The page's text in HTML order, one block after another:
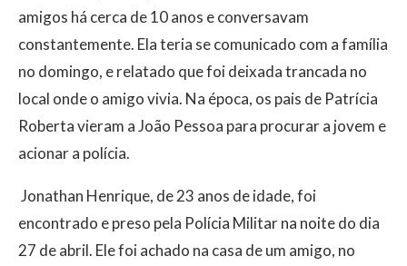
amigos há cerca de 10 anos e conversavam
constantemente. Ela teria se comunicado com a família
no domingo, e relatado que foi deixada trancada no
local onde o amigo vivia. Na época, os pais de Patrícia
Roberta vieram a João Pessoa para procurar a jovem e
acionar a polícia.
Jonathan Henrique, de 23 anos de idade, foi
encontrado e preso pela Polícia Militar na noite do dia
27 de abril. Ele foi achado na casa de um amigo, no